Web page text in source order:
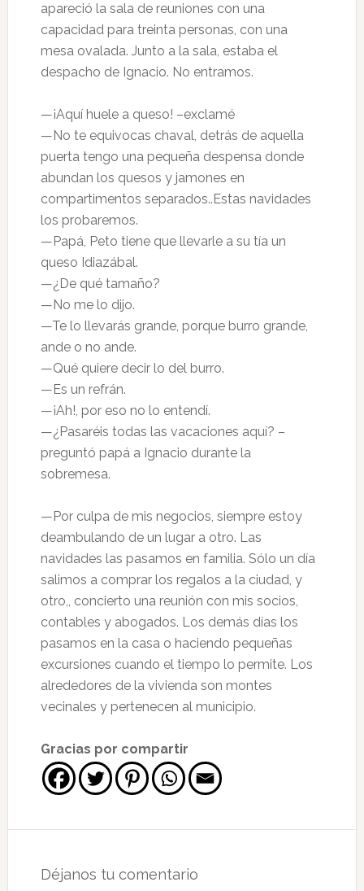
apareció la sala de reuniones con una
capacidad para treinta personas, con una
mesa ovalada. Junto a la sala, estaba el
despacho de Ignacio. No entramos.
—¡Aquí huele a queso! –exclamé
—No te equivocas chaval, detrás de aquella
puerta tengo una pequeña despensa donde
abundan los quesos y jamones en
compartimentos separados..Estas navidades
los probaremos.
—Papá, Peto tiene que llevarle a su tía un
queso Idiazábal.
—¿De qué tamaño?
—No me lo dijo.
—Te lo llevarás grande, porque burro grande,
ande o no ande.
—Qué quiere decir lo del burro.
—Es un refrán.
—¡Ah!, por eso no lo entendí.
—¿Pasaréis todas las vacaciones aquí? –
preguntó papá a Ignacio durante la
sobremesa.
—Por culpa de mis negocios, siempre estoy
deambulando de un lugar a otro. Las
navidades las pasamos en familia. Sólo un día
salimos a comprar los regalos a la ciudad, y
otro,, concierto una reunión con mis socios,
contables y abogados. Los demás días los
pasamos en la casa o haciendo pequeñas
excursiones cuando el tiempo lo permite. Los
alrededores de la vivienda son montes
vecinales y pertenecen al municipio.
Gracias por compartir
conDéjanos tu comentario